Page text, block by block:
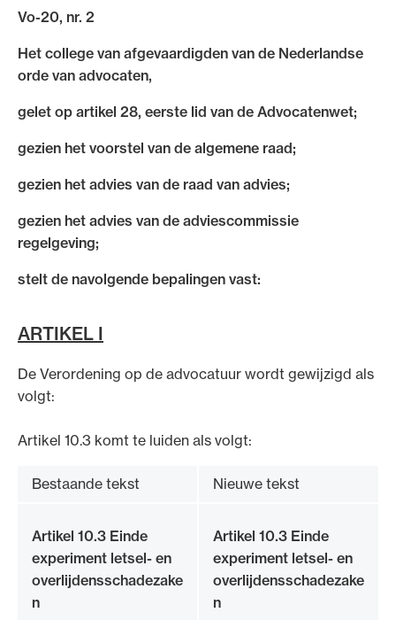
Vo-20, nr. 2
Het college van afgevaardigden van de Nederlandse
orde van advocaten,
gelet op artikel 28, eerste lid van de Advocatenwet;
gezien het voorstel van de algemene raad;
gezien het advies van de raad van advies;
gezien het advies van de adviescommissie
regelgeving;
stelt de navolgende bepalingen vast:
ARTIKEL I
De Verordening op de advocatuur wordt gewijzigd als
volgt:
Artikel 10.3 komt te luiden als volgt:
Bestaande tekst Nieuwe tekst
Artikel 10.3 Einde
experiment letsel- en
overlijdensschadezake
n
Artikel 10.3 Einde
experiment letsel- en
overlijdensschadezake
n
Ondersteuning voor advocaten bij hun
het rechtsgebiedenregister en
geheimhoudernummers.